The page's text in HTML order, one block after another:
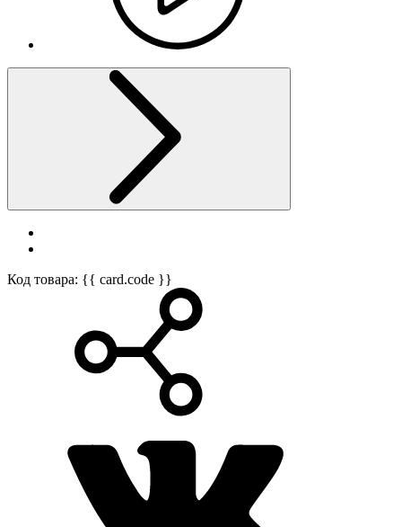
Код товара: {{ card.code }}